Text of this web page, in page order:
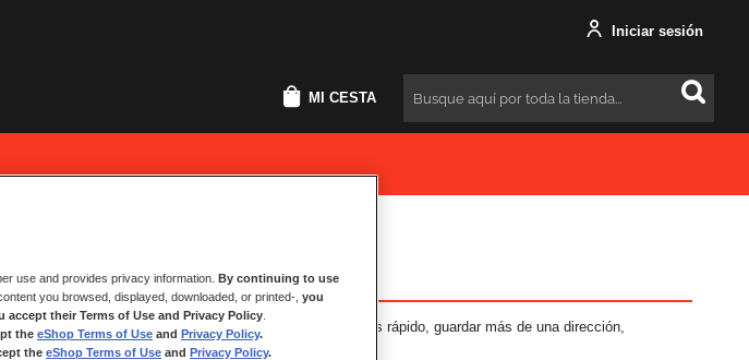
Iniciar sesión
MI CESTA Buscar
NUEVOS CLIENTES
Crear una cuenta tiene muchos beneficios: Pago más rápido, guardar más de una dirección,
seguimiento de pedidos y mucho más.
use and provides privacy information. By continuing to use
you browsed, displayed, downloaded, or printed-, you
their Terms of Use and Privacy Policy
the eShop Terms of Use and Privacy Policy.
the eShop Terms of Use and Privacy Policy.